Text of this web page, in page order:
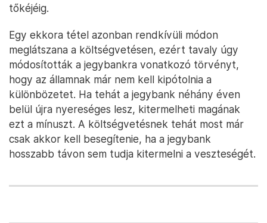
tőkéjéig.
Egy ekkora tétel azonban rendkívüli módon
meglátszana a költségvetésen, ezért tavaly úgy
módosították a jegybankra vonatkozó törvényt,
hogy az államnak már nem kell kipótolnia a
különbözetet. Ha tehát a jegybank néhány éven
belül újra nyereséges lesz, kitermelheti magának
ezt a mínuszt. A költségvetésnek tehát most már
csak akkor kell besegítenie, ha a jegybank
hosszabb távon sem tudja kitermelni a veszteségét.